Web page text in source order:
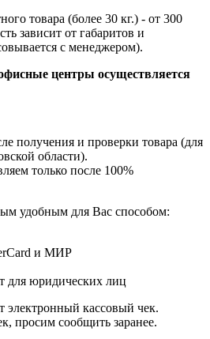
товара (более 30 кг.) - от 300
зависит от габаритов и
с менеджером).
центры осуществляется
получения и проверки товара (для
области).
только после 100%
удобным для Вас способом:
и МИР
для юридических лиц
кассовый чек.
просим сообщить заранее.